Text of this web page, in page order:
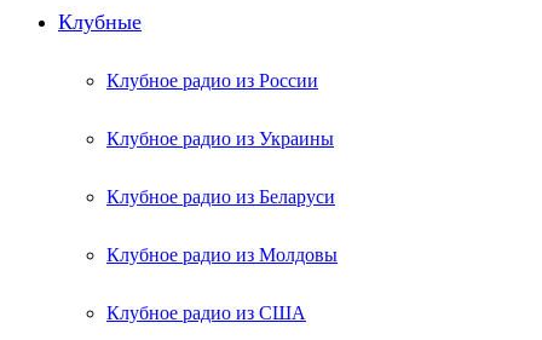
Клубные
Клубное радио из России
Клубное радио из Украины
Клубное радио из Беларуси
Клубное радио из Молдовы
Клубное радио из США